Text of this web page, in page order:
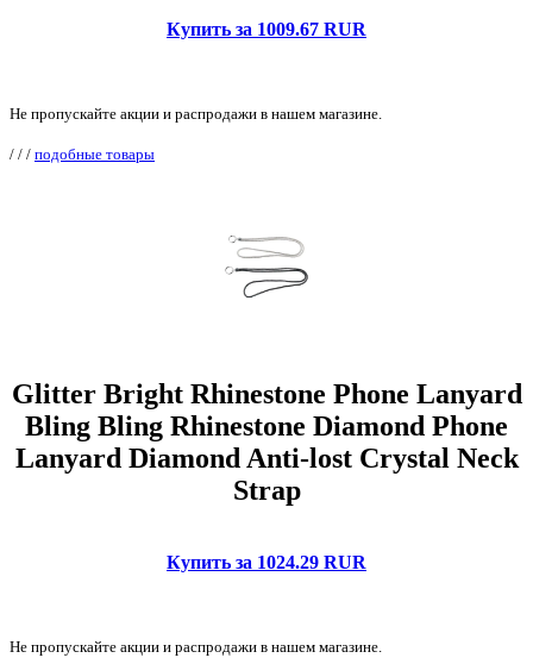
Купить за 1009.67 RUR
Не пропускайте акции и распродажи в нашем магазине.
/ / / подобные товары
Glitter Bright Rhinestone Phone Lanyard
Bling Bling Rhinestone Diamond Phone
Lanyard Diamond Anti-lost Crystal Neck
Strap
Купить за 1024.29 RUR
Не пропускайте акции и распродажи в нашем магазине.